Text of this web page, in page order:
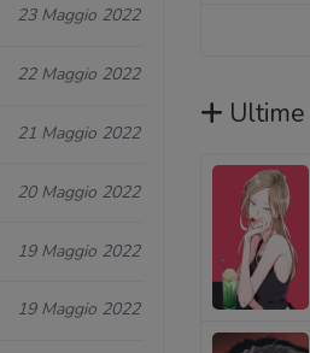
23 Maggio 2022
22 Maggio 2022
21 Maggio 2022
20 Maggio 2022
19 Maggio 2022
19 Maggio 2022